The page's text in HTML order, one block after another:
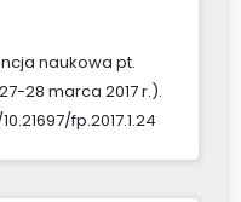
naukowa pt.
28 marca 2017 r.).
fp.2017.1.24